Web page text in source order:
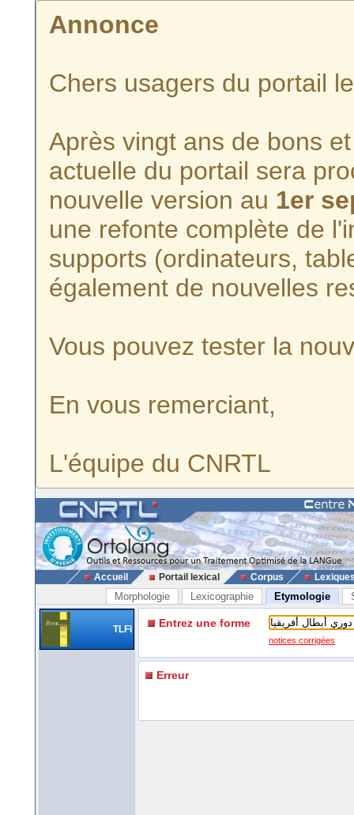
Annonce
Chers usagers du portail
Après vingt ans de bons
actuelle du portail sera
nouvelle version au 1er
une refonte complète de
supports (ordinateurs,
également de nouvelles
Vous pouvez tester la
En vous remerciant,
L'équipe du CNRTL
Accueil Portail lexical Corpus
Morphologie Lexicographie Etymologie
TLFi Entrez une forme
notices corrigées
Erreur